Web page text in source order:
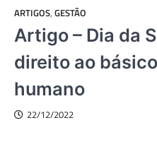
ARTIGOS, GESTÃO
Artigo – Dia da
direito ao
humano
22/12/2022